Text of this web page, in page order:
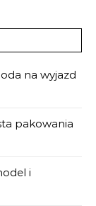
na wyjazd
pakowania
i